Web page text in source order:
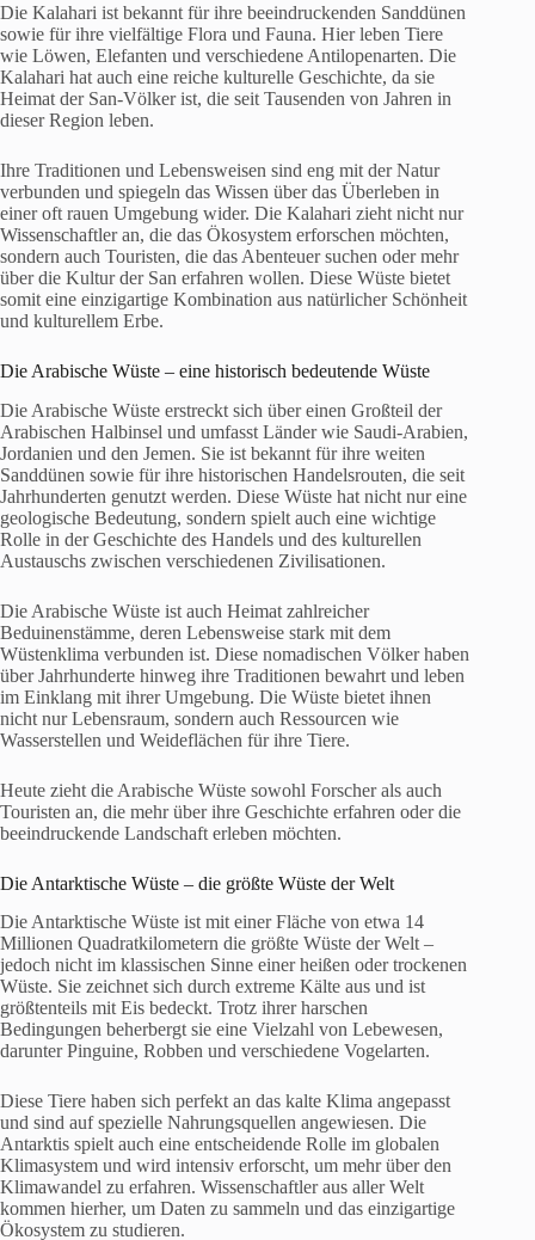
Die Kalahari ist bekannt für ihre beeindruckenden Sanddünen
sowie für ihre vielfältige Flora und Fauna. Hier leben Tiere
wie Löwen, Elefanten und verschiedene Antilopenarten. Die
Kalahari hat auch eine reiche kulturelle Geschichte, da sie
Heimat der San-Völker ist, die seit Tausenden von Jahren in
dieser Region leben.
Ihre Traditionen und Lebensweisen sind eng mit der Natur
verbunden und spiegeln das Wissen über das Überleben in
einer oft rauen Umgebung wider. Die Kalahari zieht nicht nur
Wissenschaftler an, die das Ökosystem erforschen möchten,
sondern auch Touristen, die das Abenteuer suchen oder mehr
über die Kultur der San erfahren wollen. Diese Wüste bietet
somit eine einzigartige Kombination aus natürlicher Schönheit
und kulturellem Erbe.
Die Arabische Wüste – eine historisch bedeutende Wüste
Die Arabische Wüste erstreckt sich über einen Großteil der
Arabischen Halbinsel und umfasst Länder wie Saudi-Arabien,
Jordanien und den Jemen. Sie ist bekannt für ihre weiten
Sanddünen sowie für ihre historischen Handelsrouten, die seit
Jahrhunderten genutzt werden. Diese Wüste hat nicht nur eine
geologische Bedeutung, sondern spielt auch eine wichtige
Rolle in der Geschichte des Handels und des kulturellen
Austauschs zwischen verschiedenen Zivilisationen.
Die Arabische Wüste ist auch Heimat zahlreicher
Beduinenstämme, deren Lebensweise stark mit dem
Wüstenklima verbunden ist. Diese nomadischen Völker haben
über Jahrhunderte hinweg ihre Traditionen bewahrt und leben
im Einklang mit ihrer Umgebung. Die Wüste bietet ihnen
nicht nur Lebensraum, sondern auch Ressourcen wie
Wasserstellen und Weideflächen für ihre Tiere.
Heute zieht die Arabische Wüste sowohl Forscher als auch
Touristen an, die mehr über ihre Geschichte erfahren oder die
beeindruckende Landschaft erleben möchten.
Die Antarktische Wüste – die größte Wüste der Welt
Die Antarktische Wüste ist mit einer Fläche von etwa 14
Millionen Quadratkilometern die größte Wüste der Welt –
jedoch nicht im klassischen Sinne einer heißen oder trockenen
Wüste. Sie zeichnet sich durch extreme Kälte aus und ist
größtenteils mit Eis bedeckt. Trotz ihrer harschen
Bedingungen beherbergt sie eine Vielzahl von Lebewesen,
darunter Pinguine, Robben und verschiedene Vogelarten.
Diese Tiere haben sich perfekt an das kalte Klima angepasst
und sind auf spezielle Nahrungsquellen angewiesen. Die
Antarktis spielt auch eine entscheidende Rolle im globalen
Klimasystem und wird intensiv erforscht, um mehr über den
Klimawandel zu erfahren. Wissenschaftler aus aller Welt
kommen hierher, um Daten zu sammeln und das einzigartige
Ökosystem zu studieren.